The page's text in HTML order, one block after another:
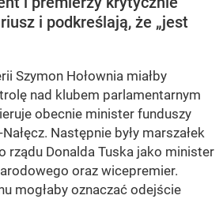
i podkreślają, że „jest
Szymon Hołownia miałby
nad klubem parlamentarnym
obecnie minister funduszy
Następnie były marszałek
rządu Donalda Tuska jako minister
oraz wicepremier.
mogłaby oznaczać odejście